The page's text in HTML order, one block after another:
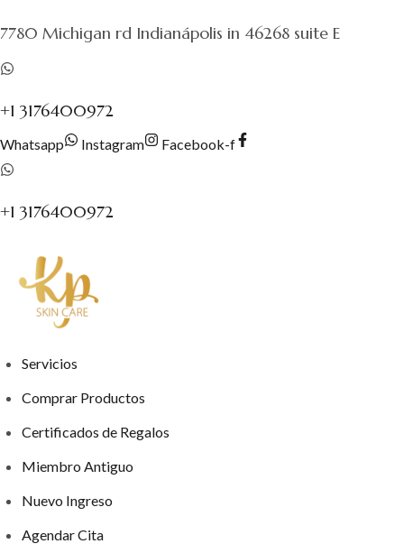
contenido
7780 Michigan rd Indianápolis in 46268 suite E
+1 3176400972
Whatsapp Instagram Facebook-f
+1 3176400972
Servicios
Comprar Productos
Certificados de Regalos
Miembro Antiguo
Nuevo Ingreso
Agendar Cita